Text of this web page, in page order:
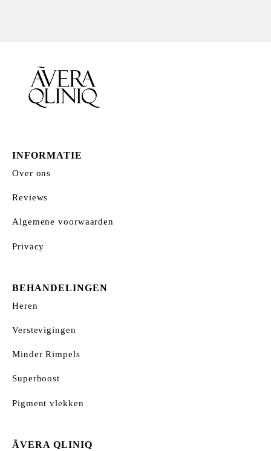
INFORMATIE
Over ons
Reviews
Algemene voorwaarden
Privacy
BEHANDELINGEN
Heren
Verstevigingen
Minder Rimpels
Superboost
Pigment vlekken
ÃVERA QLINIQ